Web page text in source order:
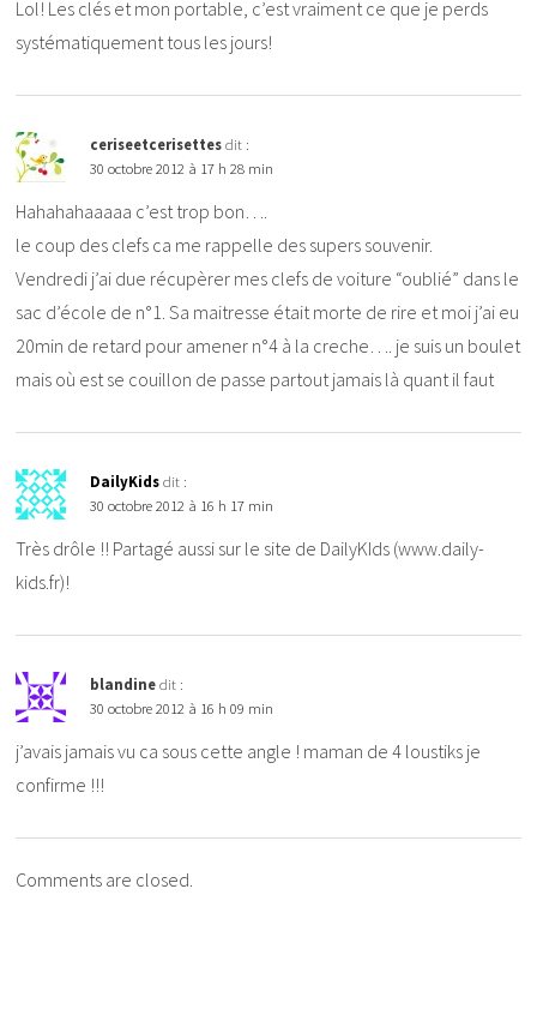
Lol! Les clés et mon portable, c’est vraiment ce que je perds
systématiquement tous les jours!
ceriseetcerisettes dit :
30 octobre 2012 à 17 h 28 min
Hahahahaaaaa c’est trop bon….
le coup des clefs ca me rappelle des supers souvenir.
Vendredi j’ai due récupèrer mes clefs de voiture “oublié” dans le
sac d’école de n°1. Sa maitresse était morte de rire et moi j’ai eu
20min de retard pour amener n°4 à la creche…. je suis un boulet
mais où est se couillon de passe partout jamais là quant il faut
DailyKids dit :
30 octobre 2012 à 16 h 17 min
Très drôle !! Partagé aussi sur le site de DailyKIds (www.daily-
kids.fr)!
blandine dit :
30 octobre 2012 à 16 h 09 min
j’avais jamais vu ca sous cette angle ! maman de 4 loustiks je
confirme !!!
Comments are closed.